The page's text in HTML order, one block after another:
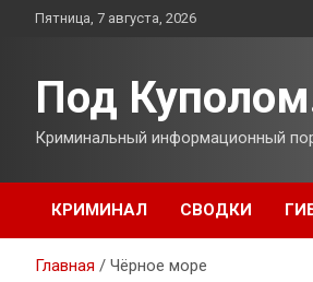
ПерейтиПятница, 7 августа, 2026
Под
Криминальный информационный
КРИМИНАЛ СВОДКИ
Главная Чёрное море